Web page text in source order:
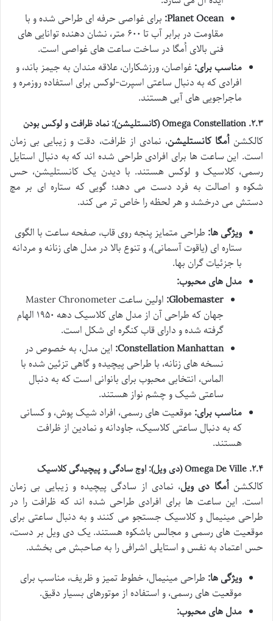
Planet Ocean: برای غواصی حرفه ای طراحی شده و با
مقاومت در برابر آب تا ۶۰۰ متر، نشان دهنده توانایی های
فنی بالای اُمگا در ساخت ساعت های غواصی است.
مناسب برای:غواصان، ورزشکاران، علاقه مندان به جیمز باند، و
افرادی که به دنبال ساعتی اسپرت-لوکس برای استفاده روزمره و
ماجراجویی های آبی هستند.
۲.۳. Omega Constellation (کانستلیشن) : نماد ظرافت و لوکس بودن
کالکشن اُمگا کانستلیشن، نمادی از ظرافت، دقت و زیبایی بی زمان
است. این ساعت ها برای افرادی طراحی شده اند که به دنبال استایل
رسمی، کلاسیک و لوکس هستند. با دیدن یک کانستلیشن، حس
شکوه و اصالت به فرد دست می دهد؛ گویی که ستاره ای بر مچ
دستش می درخشد و هر لحظه را خاص تر می کند.
ویژگی ها: طراحی متمایز پنجه روی قاب، صفحه ساعت با الگوی
ستاره ای (یاقوت آسمانی)، و تنوع بالا در مدل های زنانه و مردانه
با جزئیات گران بها.
مدل های محبوب:
Globemaster:
اولین ساعت Master Chronometer
جهان که طراحی آن از مدل های کلاسیک دهه ۱۹۵۰ الهام
گرفته شده و دارای قاب کنگره ای شکل است.
Constellation Manhattan: این مدل، به خصوص در
نسخه های زنانه، با طراحی پیچیده و گاهی تزئین شده با
الماس، انتخابی محبوب برای بانوانی است که به دنبال
ساعتی شیک و چشم نواز هستند.
مناسب برای: موقعیت های رسمی، افراد شیک پوش، و کسانی
که به دنبال ساعتی کلاسیک، جاودانه و نمادین از ظرافت
هستند.
۲.۴. Omega De Ville (دی ویل) : اوج سادگی و پیچیدگی کلاسیک
کالکشن اُمگا دی ویل، نمادی از سادگی پیچیده و زیبایی بی زمان
است. این ساعت ها برای افرادی طراحی شده اند که ظرافت را در
طراحی مینیمال و کلاسیک جستجو می کنند و به دنبال ساعتی برای
موقعیت های رسمی و مجالس باشکوه هستند. یک دی ویل بر دست،
حس اعتماد به نفس و استایلی اشرافی را به صاحبش می بخشد.
ویژگی ها: طراحی مینیمال، خطوط تمیز و ظریف، مناسب برای
موقعیت های رسمی، و استفاده از موتورهای بسیار دقیق.
مدل های محبوب: